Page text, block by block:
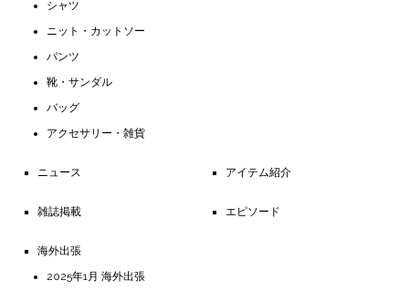
シャツ
ニット・カットソー
パンツ
靴・サンダル
バッグ
アクセサリー・雑貨
ニュース アイテム紹介
雑誌掲載 エピソード
海外出張
2025年1月 海外出張